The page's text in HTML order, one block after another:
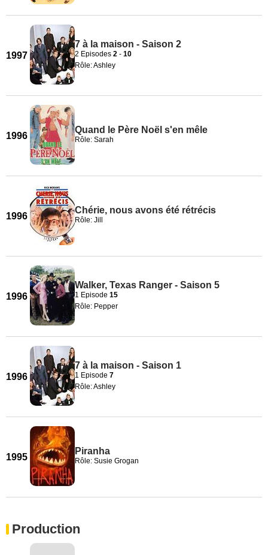
1997
7 à la maison - Saison 2
2 Episodes 2 - 10
Rôle: Ashley
1996
Quand le Père Noël s'en mêle
Rôle: Sarah
1996
Chérie, nous avons été rétrécis
Rôle: Jill
1996
Walker, Texas Ranger - Saison 5
1 Episode 15
Rôle: Pepper
1996
7 à la maison - Saison 1
1 Episode 7
Rôle: Ashley
1995
Piranha
Rôle: Susie Grogan
Production